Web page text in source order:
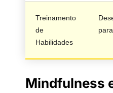
Treinamento
de
Habilidades
Mindfulness